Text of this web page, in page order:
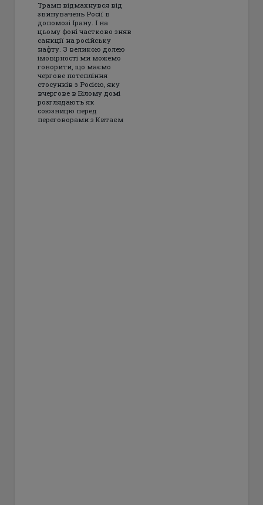
Трамп відмахнувся від
звинувачень Росії в
допомозі Ірану. І на
цьому фоні частково зняв
санкції на російську
нафту. З великою долею
імовірності ми можемо
говорити, що маємо
чергове потепління
стосунків з Росією, яку
вчергове в Білому домі
розглядають як
союзницю перед
переговорами з Китаєм